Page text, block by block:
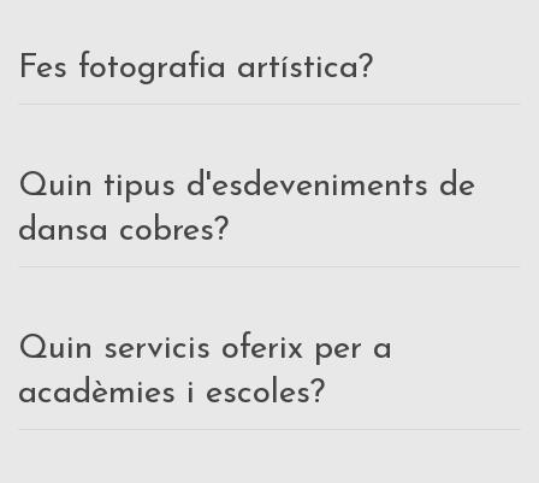
Fes fotografia artística?
Quin tipus d'esdeveniments de
dansa cobres?
Quin servicis oferix per a
acadèmies i escoles?